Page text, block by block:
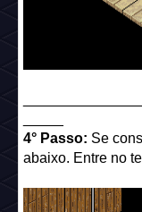
4° Passo: Se
abaixo. Entre no